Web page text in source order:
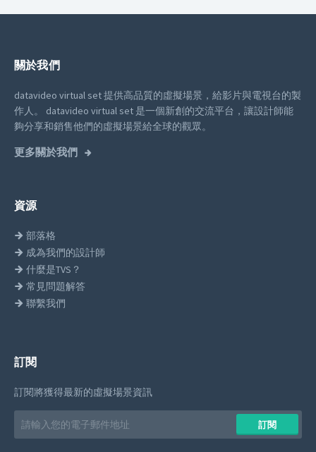
關於我們
datavideo virtual set 提供高品質的虛擬場景，給影片與電視台的製
作人。
datavideo virtual set 是一個新創的交流平台，讓設計師能
夠分享和銷售他們的虛擬場景給全球的觀眾。
更多關於我們
資源
部落格
成為我們的設計師
什麼是TVS？
常見問題解答
聯繫我們
訂閱
訂閱將獲得最新的虛擬場景資訊
Email
address
訂閱